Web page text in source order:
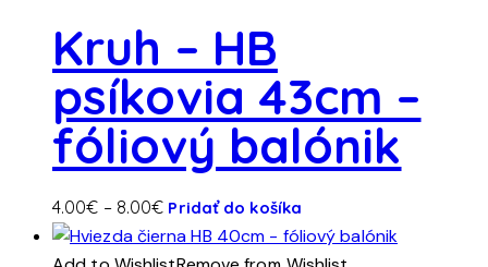
môžete
vybrať
na
stránke
Kruh – HB
psíkovia 43cm –
fóliový balónik
4.00€ – 8.00€Price
range:
4.00€
Pridať do košíka
produkt
má